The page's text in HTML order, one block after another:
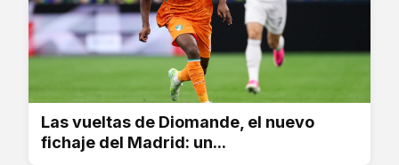
Las vueltas de Diomande, el nuevo
fichaje del Madrid: un...